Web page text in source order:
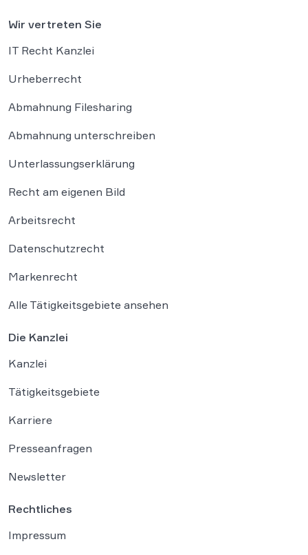
Wir vertreten Sie
IT Recht Kanzlei
Urheberrecht
Abmahnung Filesharing
Abmahnung unterschreiben
Unterlassungserklärung
Recht am eigenen Bild
Arbeitsrecht
Datenschutzrecht
Markenrecht
Alle Tätigkeitsgebiete ansehen
Die Kanzlei
Kanzlei
Tätigkeitsgebiete
Karriere
Presseanfragen
Newsletter
Rechtliches
Impressum